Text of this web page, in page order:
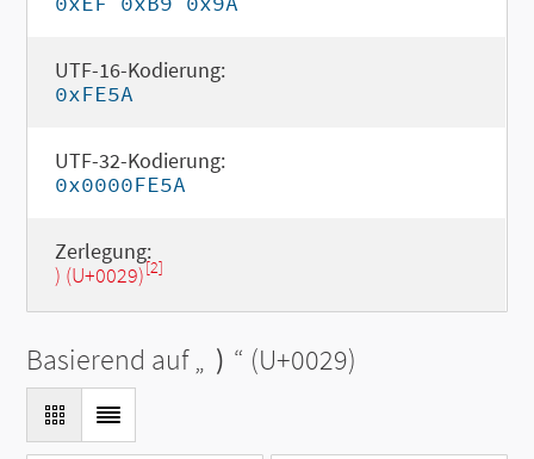
UTF-16-Kodierung:
0xFE5A
UTF-32-Kodierung:
0x0000FE5A
Zerlegung:
) (U+0029)[2]
Basierend auf „ ) “ (U+0029)